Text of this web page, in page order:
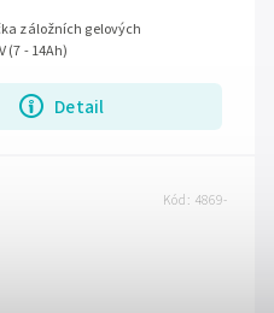
Detail
záložních gelových
(7 - 14Ah)
Kód: 4869-